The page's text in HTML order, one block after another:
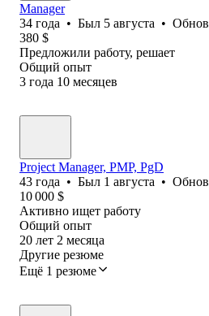
Manager
34 года • Был 5 августа •
380 $
Предложили работу, решает
Общий опыт
3 года 10 месяцев
Project Manager, PMP, PgD
43 года • Был 1 августа •
10 000 $
Активно ищет работу
Общий опыт
20 лет 2 месяца
Другие резюме
Ещё 1 резюме